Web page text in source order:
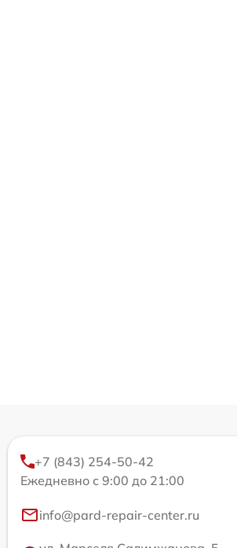
+7 (843) 254-50-42
Ежедневно с 9:00 до 21:00
info@pard-repair-center.ru